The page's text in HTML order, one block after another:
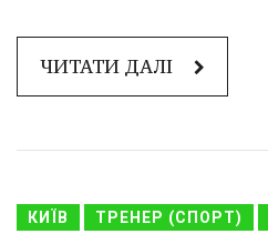
ЧИТАТИ ДАЛІ
КИЇВ ТРЕНЕР (СПОРТ)